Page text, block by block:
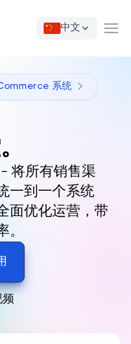
中文
系统
将所有销售渠
一到一个系统
面优化运营，带
。
频